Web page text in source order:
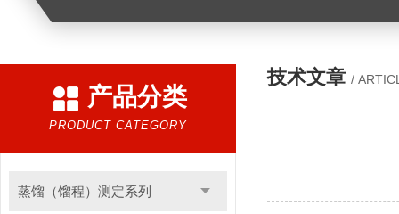
产品分类
PRODUCT CATEGORY
蒸馏（馏程）测定系列
技术文章 /